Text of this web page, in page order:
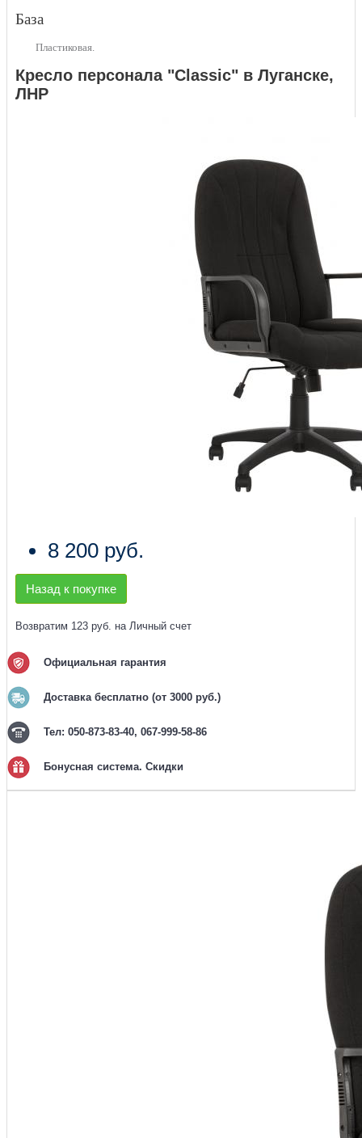
База
Пластиковая.
Кресло персонала "Classic" в Луганске,
ЛНР
8 200 руб.
Назад к покупке
Возвратим 123 руб. на Личный счет
Официальная гарантия
Доставка бесплатно (от 3000 руб.)
Тел: 050-873-83-40, 067-999-58-86
Бонусная система. Скидки